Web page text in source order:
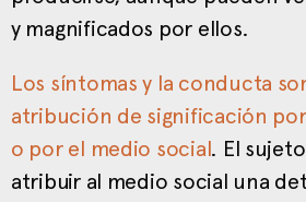
y magnificados por ellos.
Los síntomas y la conducta
atribución de significación
o por el medio social. El
atribuir al medio social una